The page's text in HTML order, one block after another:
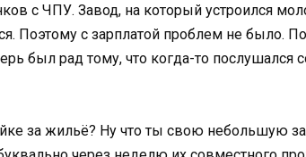
с ЧПУ. Завод, на который устроился
Поэтому с зарплатой проблем не было.
был рад тому, что когда-то послушался
за жильё? Ну что ты свою небольшую